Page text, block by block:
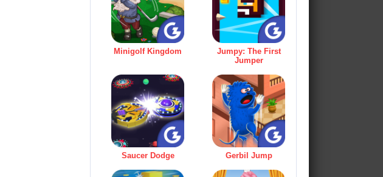
Minigolf Kingdom
Jumpy: The First
Jumper
Saucer Dodge Gerbil Jump